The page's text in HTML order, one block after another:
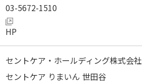
03-5672-1510
セントケア・ホールディング株式会社
セントケア りまいん 世田谷